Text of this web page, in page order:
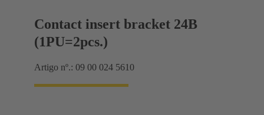
Contact insert bracket 24B
(1PU=2pcs.)
Artigo nº.: 09 00 024 5610